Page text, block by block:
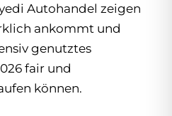
Autohandel zeigen
ankommt und
genutztes
fair und
können.